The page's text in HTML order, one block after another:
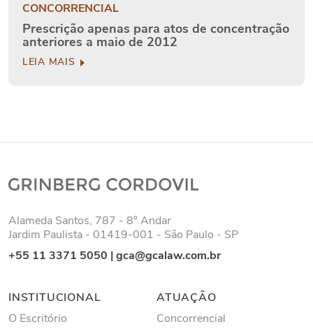
CONCORRENCIAL
Prescrição apenas para atos de concentração
anteriores a maio de 2012
LEIA MAIS
Alameda Santos, 787 - 8° Andar
Jardim Paulista - 01419-001 - São Paulo - SP
+55 11 3371 5050 |gca@gcalaw.com.br
INSTITUCIONAL
O Escritório
ATUAÇÃO
Concorrencial